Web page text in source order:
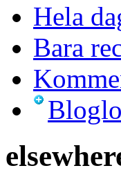
Hela
Bara